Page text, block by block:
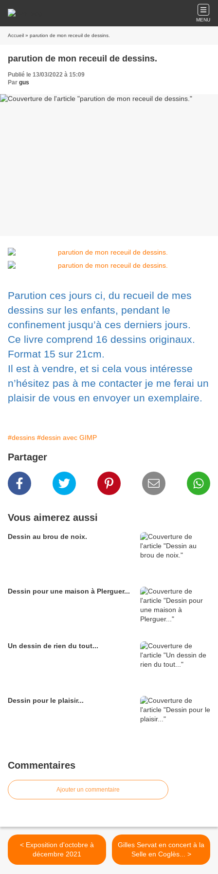
MENU
Accueil » parution de mon receuil de dessins.
parution de mon receuil de dessins.
Publié le 13/03/2022 à 15:09
Par gus
Parution ces jours ci, du recueil de mes
dessins sur les enfants, pendant le
confinement jusqu’à ces derniers jours.
Ce livre comprend 16 dessins originaux.
Format 15 sur 21cm.
Il est à vendre, et si cela vous intéresse
n’hésitez pas à me contacter je me ferai un
plaisir de vous en envoyer un exemplaire.
#dessins #dessin avec GIMP
Partager
Vous aimerez aussi
Dessin au brou de noix.
Dessin pour une maison à Plerguer...
Un dessin de rien du tout...
Dessin pour le plaisir...
Commentaires
Ajouter un commentaire
< Exposition d'octobre à
décembre 2021
Gilles Servat en concert à la
Selle en Coglès... >